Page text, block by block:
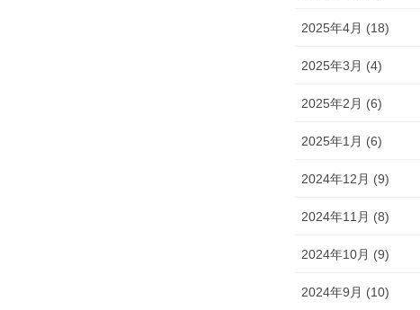
2025年4月 (18)
2025年3月 (4)
2025年2月 (6)
2025年1月 (6)
2024年12月 (9)
2024年11月 (8)
2024年10月 (9)
2024年9月 (10)